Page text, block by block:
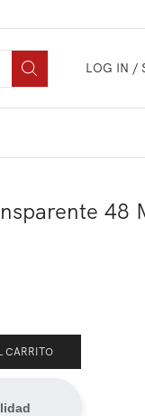
LOG IN /
48
CARRITO